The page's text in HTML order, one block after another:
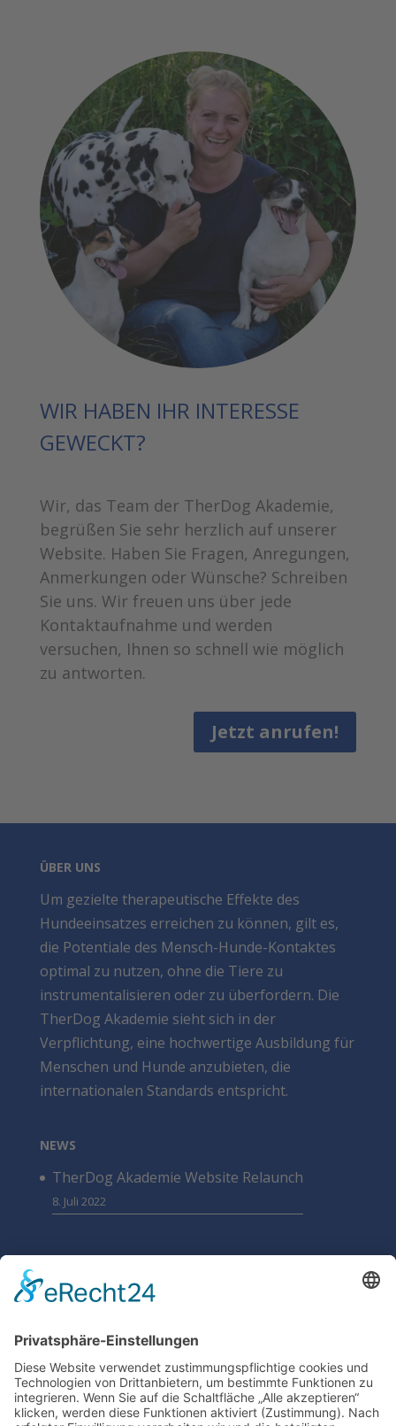
WIR HABEN IHR INTERESSE
GEWECKT?
Wir, das Team der TherDog Akademie,
begrüßen Sie sehr herzlich auf unserer
Website. Haben Sie Fragen, Anregungen,
Anmerkungen oder Wünsche? Schreiben
Sie uns. Wir freuen uns über jede
Kontaktaufnahme und werden
versuchen, Ihnen so schnell wie möglich
zu antworten.
Jetzt anrufen!
ÜBER UNS
Um gezielte therapeutische Effekte des
Hundeeinsatzes erreichen zu können, gilt es,
die Potentiale des Mensch-Hunde-Kontaktes
optimal zu nutzen, ohne die Tiere zu
instrumentalisieren oder zu überfordern. Die
TherDog Akademie sieht sich in der
Verpflichtung, eine hochwertige Ausbildung für
Menschen und Hunde anzubieten, die
internationalen Standards entspricht.
NEWS
TherDog Akademie Website Relaunch
8. Juli 2022
Cookie-Einstellungen
Kontakt
Facebook